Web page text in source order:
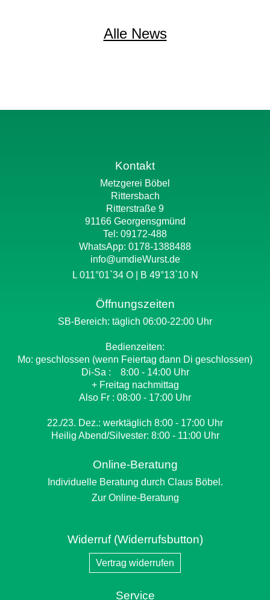
Alle News
Kontakt
Metzgerei Böbel
Rittersbach
Ritterstraße 9
91166 Georgensgmünd
Tel: 09172-488
WhatsApp: 0178-1388488
info@umdieWurst.de
L 011°01`34 O | B 49°13`10 N
Öffnungszeiten
SB-Bereich: täglich 06:00-22:00 Uhr
Bedienzeiten:
Mo: geschlossen (wenn Feiertag dann Di geschlossen)
Di-Sa : 8:00 - 14:00 Uhr
+ Freitag nachmittag
Also Fr : 08:00 - 17:00 Uhr
22./23. Dez.: werktäglich 8:00 - 17:00 Uhr
Heilig Abend/Silvester: 8:00 - 11:00 Uhr
Online-Beratung
Individuelle Beratung durch Claus Böbel.
Zur Online-Beratung
Widerruf (Widerrufsbutton)
Vertrag widerrufen
Service